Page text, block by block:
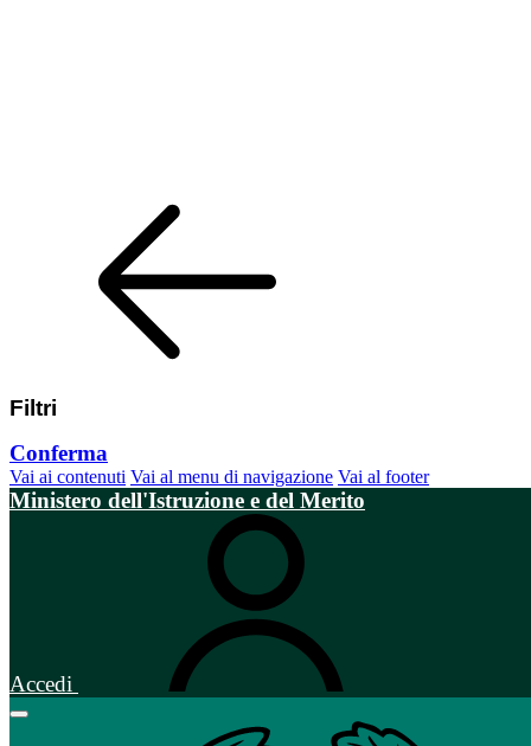
Filtri
Conferma
Vai ai contenuti Vai al menu di navigazione Vai al footer
Ministero dell'Istruzione e del Merito
Accedi